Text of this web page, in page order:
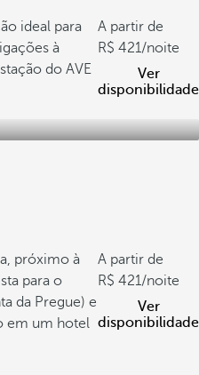
ideal para
à
do AVE
A partir de
421/noite
Ver
disponibilidade
próximo à
para o
da Pregue) e
em um hotel
A partir de
421/noite
Ver
disponibilidade